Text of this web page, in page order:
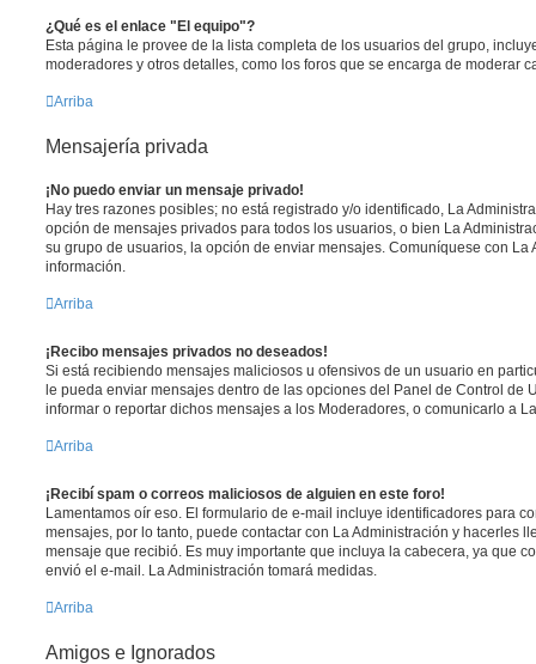
¿Qué es el enlace "El equipo"?
Esta página le provee de la lista completa de los usuarios del grupo,
moderadores y otros detalles, como los foros que se encarga de moderar
Arriba
Mensajería privada
¡No puedo enviar un mensaje privado!
Hay tres razones posibles; no está registrado y/o identificado, La
opción de mensajes privados para todos los usuarios, o bien La
su grupo de usuarios, la opción de enviar mensajes. Comuníquese con La
información.
Arriba
¡Recibo mensajes privados no deseados!
Si está recibiendo mensajes maliciosos u ofensivos de un usuario en
le pueda enviar mensajes dentro de las opciones del Panel de Control de
informar o reportar dichos mensajes a los Moderadores, o comunicarlo a
Arriba
¡Recibí spam o correos maliciosos de alguien en este foro!
Lamentamos oír eso. El formulario de e-mail incluye identificadores para
mensajes, por lo tanto, puede contactar con La Administración y hacerles
mensaje que recibió. Es muy importante que incluya la cabecera, ya que
envió el e-mail. La Administración tomará medidas.
Arriba
Amigos e Ignorados